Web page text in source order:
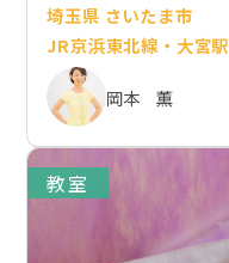
埼玉県 さいたま市
JR京浜東北線・大宮駅
岡本 薫
教室